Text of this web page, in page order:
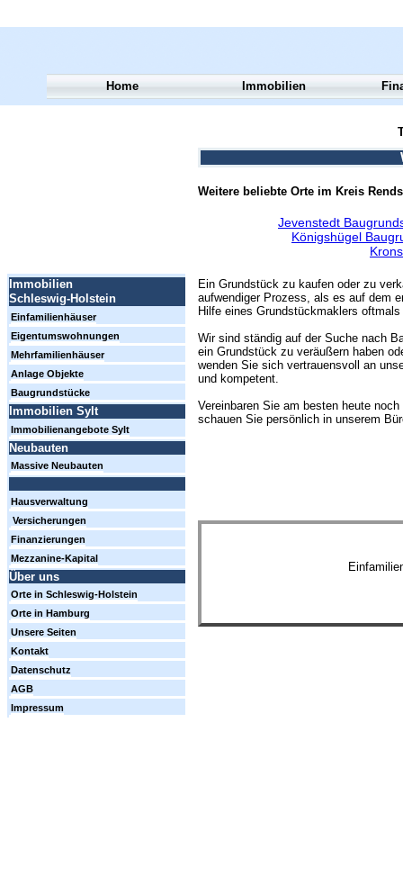
Weitere beliebte Orte im Kreis
Jevenstedt
Königshügel
Ein Grundstück zu kaufen oder zu
aufwendiger Prozess, als es auf dem
Hilfe eines Grundstückmaklers
Wir sind ständig auf der Suche nach
ein Grundstück zu veräußern haben
wenden Sie sich vertrauensvoll an
und kompetent.
Vereinbaren Sie am besten heute
schauen Sie persönlich in unserem
Home Immobilien
Immobilien
Schleswig-Holstein
Einfamilienhäuser
Eigentumswohnungen
Mehrfamilienhäuser
Anlage Objekte
Baugrundstücke
Immobilien Sylt
Immobilienangebote Sylt
Neubauten
Massive Neubauten
Hausverwaltung
Versicherungen
Finanzierungen
Mezzanine-Kapital
Über uns
Orte in Schleswig-Holstein
Orte in Hamburg
Unsere Seiten
Kontakt
Datenschutz
AGB
Impressum